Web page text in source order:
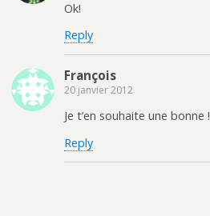
Ok!
Reply
François
20 janvier 2012
Je t’en souhaite une bonne !
Reply